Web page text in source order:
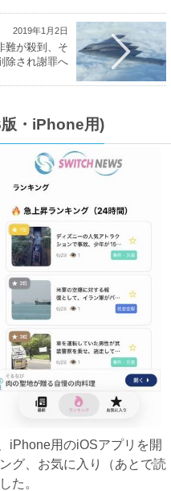
2019年1月2日
難が殺到、そ
除され謝罪へ
・iPhone用)
iPhone用のiOSアプリを開
グ、お気に入り（あとで読
た。